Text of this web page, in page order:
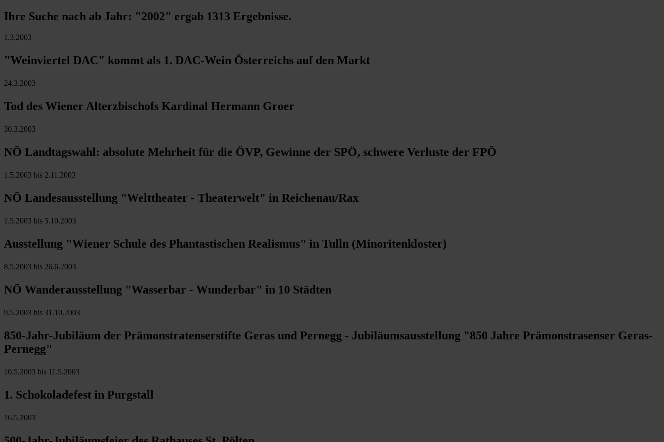
Ihre Suche nach ab Jahr: "2002" ergab 1313 Ergebnisse.
1.3.2003
"Weinviertel DAC" kommt als 1. DAC-Wein Österreichs auf den Markt
24.3.2003
Tod des Wiener Alterzbischofs Kardinal Hermann Groer
30.3.2003
NÖ Landtagswahl: absolute Mehrheit für die ÖVP, Gewinne der SPÖ, schwere Verluste der FPÖ
1.5.2003 bis 2.11.2003
NÖ Landesausstellung "Welttheater - Theaterwelt" in Reichenau/Rax
1.5.2003 bis 5.10.2003
Ausstellung "Wiener Schule des Phantastischen Realismus" in Tulln (Minoritenkloster)
8.5.2003 bis 26.6.2003
NÖ Wanderausstellung "Wasserbar - Wunderbar" in 10 Städten
9.5.2003 bis 31.10.2003
850-Jahr-Jubiläum der Prämonstratenserstifte Geras und Pernegg - Jubiläumsausstellung "850 Jahre Prämonstrasenser Geras-
Pernegg"
10.5.2003 bis 11.5.2003
1. Schokoladefest in Purgstall
16.5.2003